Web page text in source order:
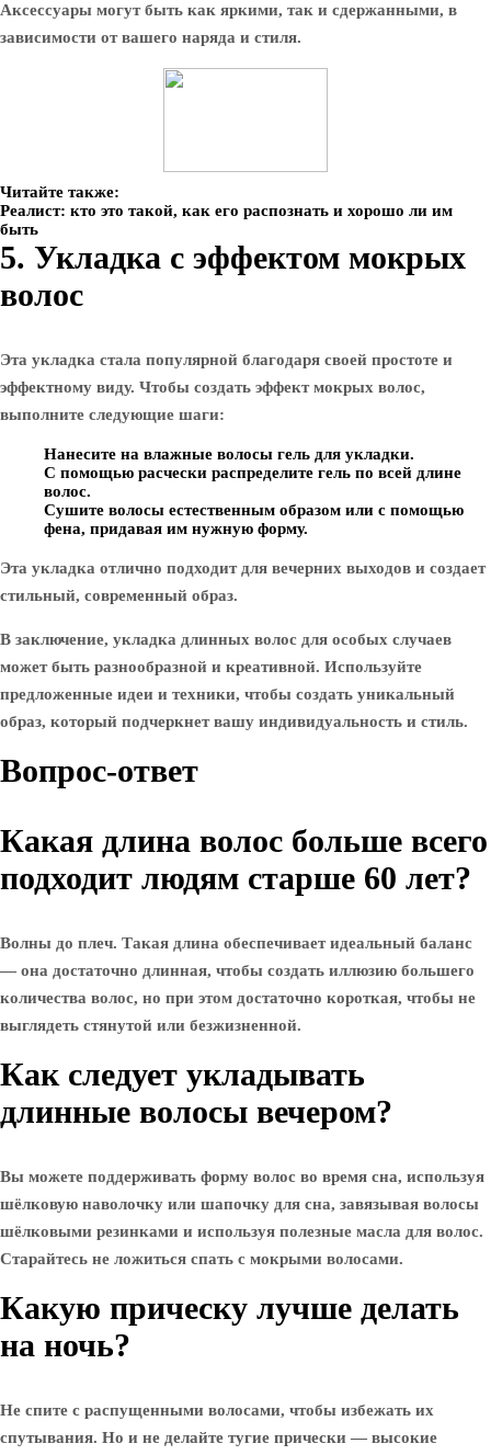
Аксессуары могут быть как яркими, так и сдержанными, в
зависимости от вашего наряда и стиля.
Читайте также:
Реалист: кто это такой, как его распознать и хорошо ли им
быть
5. Укладка с эффектом мокрых
волос
Эта укладка стала популярной благодаря своей простоте и
эффектному виду. Чтобы создать эффект мокрых волос,
выполните следующие шаги:
Нанесите на влажные волосы гель для укладки.
С помощью расчески распределите гель по всей длине
волос.
Сушите волосы естественным образом или с помощью
фена, придавая им нужную форму.
Эта укладка отлично подходит для вечерних выходов и создает
стильный, современный образ.
В заключение, укладка длинных волос для особых случаев
может быть разнообразной и креативной. Используйте
предложенные идеи и техники, чтобы создать уникальный
образ, который подчеркнет вашу индивидуальность и стиль.
Вопрос-ответ
Какая длина волос больше всего
подходит людям старше 60 лет?
Волны до плеч. Такая длина обеспечивает идеальный баланс
— она достаточно длинная, чтобы создать иллюзию большего
количества волос, но при этом достаточно короткая, чтобы не
выглядеть стянутой или безжизненной.
Как следует укладывать
длинные волосы вечером?
Вы можете поддерживать форму волос во время сна, используя
шёлковую наволочку или шапочку для сна, завязывая волосы
шёлковыми резинками и используя полезные масла для волос.
Старайтесь не ложиться спать с мокрыми волосами.
Какую прическу лучше делать
на ночь?
Не спите с распущенными волосами, чтобы избежать их
спутывания. Но и не делайте тугие прически — высокие